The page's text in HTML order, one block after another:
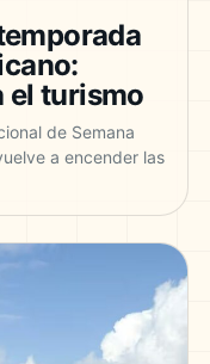
el turismo
de Semana
a encender las